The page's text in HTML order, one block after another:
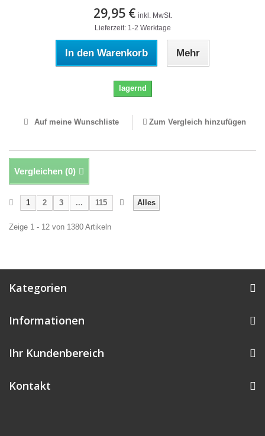
29,95 € inkl. MwSt.
Lieferzeit: 1-2 Werktage
In den Warenkorb Mehr
lagernd
Auf meine Wunschliste Zum Vergleich hinzufügen
Vergleichen (0)
Alles
1 2 3 ... 115
Zeige 1 - 12 von 1380 Artikeln
Kategorien
Informationen
Ihr Kundenbereich
Kontakt